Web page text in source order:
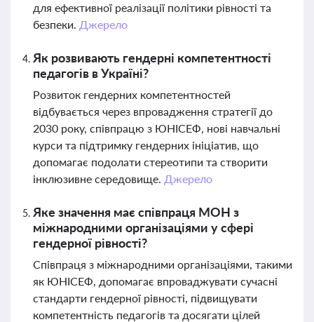
для ефективної реалізації політики рівності та
безпеки. Джерело
Як розвивають гендерні компетентності
педагогів в Україні?
Розвиток гендерних компетентностей
відбувається через впровадження стратегії до
2030 року, співпрацю з ЮНІСЕФ, нові навчальні
курси та підтримку гендерних ініціатив, що
допомагає подолати стереотипи та створити
інклюзивне середовище. Джерело
Яке значення має співпраця МОН з
міжнародними організаціями у сфері
гендерної рівності?
Співпраця з міжнародними організаціями, такими
як ЮНІСЕФ, допомагає впроваджувати сучасні
стандарти гендерної рівності, підвищувати
компетентність педагогів та досягати цілей